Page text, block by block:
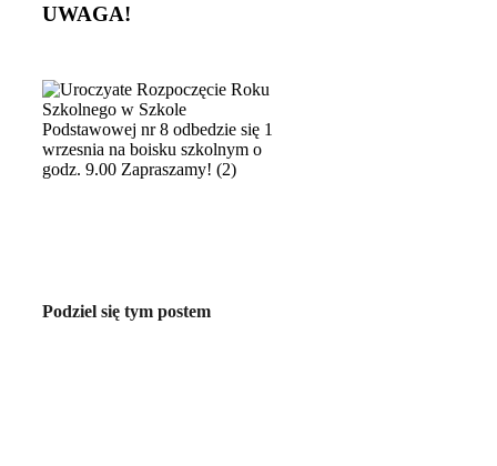
UWAGA!
Podziel się tym postem